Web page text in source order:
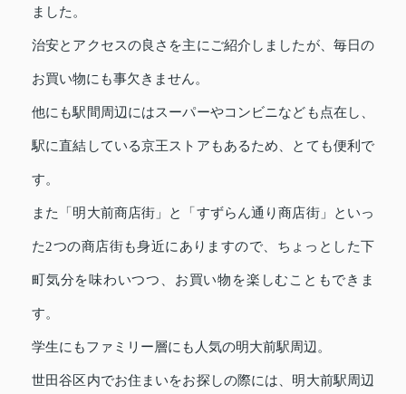
ました。
治安とアクセスの良さを主にご紹介しましたが、毎日の
お買い物にも事欠きません。
他にも駅間周辺にはスーパーやコンビニなども点在し、
駅に直結している京王ストアもあるため、とても便利で
す。
また「明大前商店街」と「すずらん通り商店街」といっ
た2つの商店街も身近にありますので、ちょっとした下
町気分を味わいつつ、お買い物を楽しむこともできま
す。
学生にもファミリー層にも人気の明大前駅周辺。
世田谷区内でお住まいをお探しの際には、明大前駅周辺